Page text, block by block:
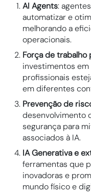
AI Agents:
automatizar e
melhorando a
operacionais.
Força de
investimentos
profissionais
em diferentes
Prevenção de
desenvolvimento
segurança para
associados à IA.
IA Generativa e
ferramentas que
inovadoras e
mundo físico e